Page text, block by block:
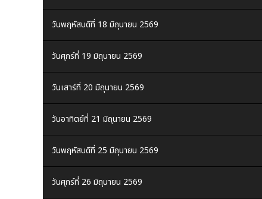
วันพฤหัสบดีที่ 18 มิถุนายน 2569
วันศุกร์ที่ 19 มิถุนายน 2569
วันเสาร์ที่ 20 มิถุนายน 2569
วันอาทิตย์ที่ 21 มิถุนายน 2569
วันพฤหัสบดีที่ 25 มิถุนายน 2569
วันศุกร์ที่ 26 มิถุนายน 2569